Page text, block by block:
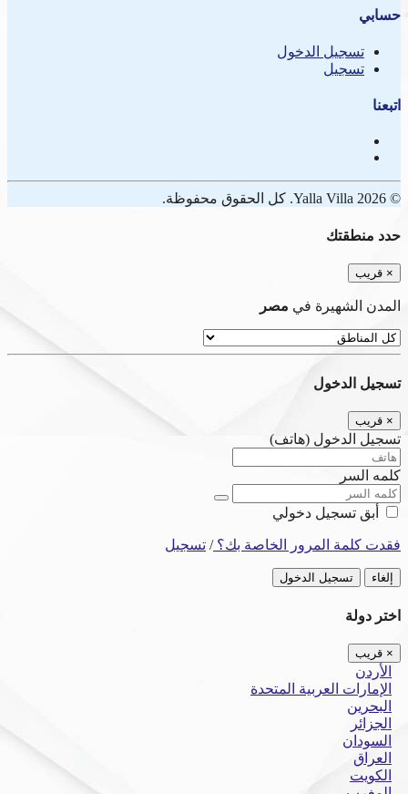
حسابي
تسجيل الدخول
تسجيل
اتبعنا
© 2026 Yalla Villa. كل الحقوق محفوظة.
حدد منطقتك
× قريب
المدن الشهيرة في مصر
تسجيل الدخول
× قريب
تسجيل الدخول (هاتف)
كلمه السر
أبق تسجيل دخولي
فقدت كلمة المرور الخاصة بك؟/ تسجيل
إلغاء تسجيل الدخول
اختر دولة
× قريب
الأردن
الإمارات العربية المتحدة
البحرين
الجزائر
السودان
العراق
الكويت